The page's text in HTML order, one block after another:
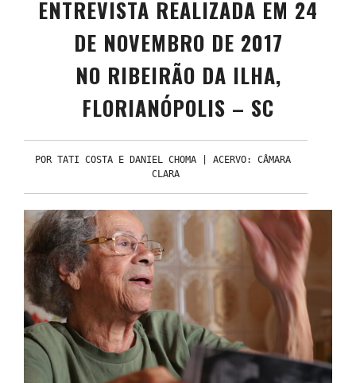
ENTREVISTA REALIZADA EM 24
DE NOVEMBRO DE 2017
NO RIBEIRÃO DA ILHA,
FLORIANÓPOLIS – SC
POR TATI COSTA E DANIEL CHOMA | ACERVO: CÂMARA
CLARA